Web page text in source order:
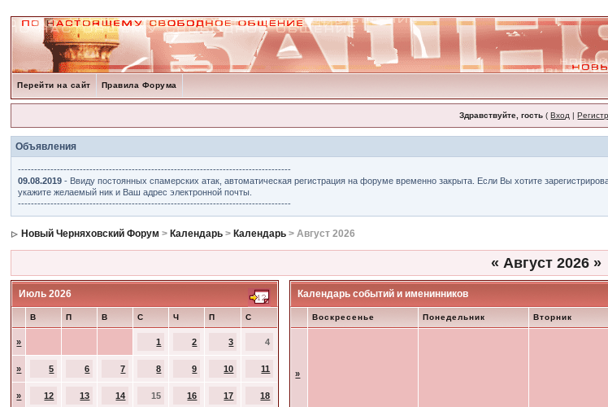
Перейти на сайт Правила Форума
Здравствуйте, гость (Вход |
Объявления
------------------------------------------------------------------------------------
09.08.2019 - Ввиду постоянных спамерских атак, автоматическая регистрация на форуме временно закрыта. Если Вы хотите
укажите желаемый ник и Ваш адрес электронной почты.
------------------------------------------------------------------------------------
Новый Черняховский Форум > Календарь > Календарь > Август 2026
« Август 2026 »
Июль 2026
В П В С Ч П С
» 1 2 3 4
» 5 6 7 8 9 10 11
» 12 13 14 15 16 17 18
Календарь событий и именинников
Воскресенье Понедельник Вторник
»